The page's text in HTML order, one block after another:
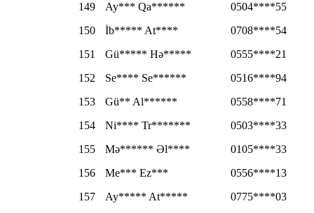
149
Ay*** Qa******
0504****55
150
İb***** At****
0708****54
151
Gü***** Hə*****
0555****21
152
Se**** Se******
0516****94
153
Gü** Al******
0558****71
154
Ni**** Tr*******
0503****33
155
Mə****** Əl****
0105****33
156
Me*** Ez***
0556****13
157
Ay***** At*****
0775****03